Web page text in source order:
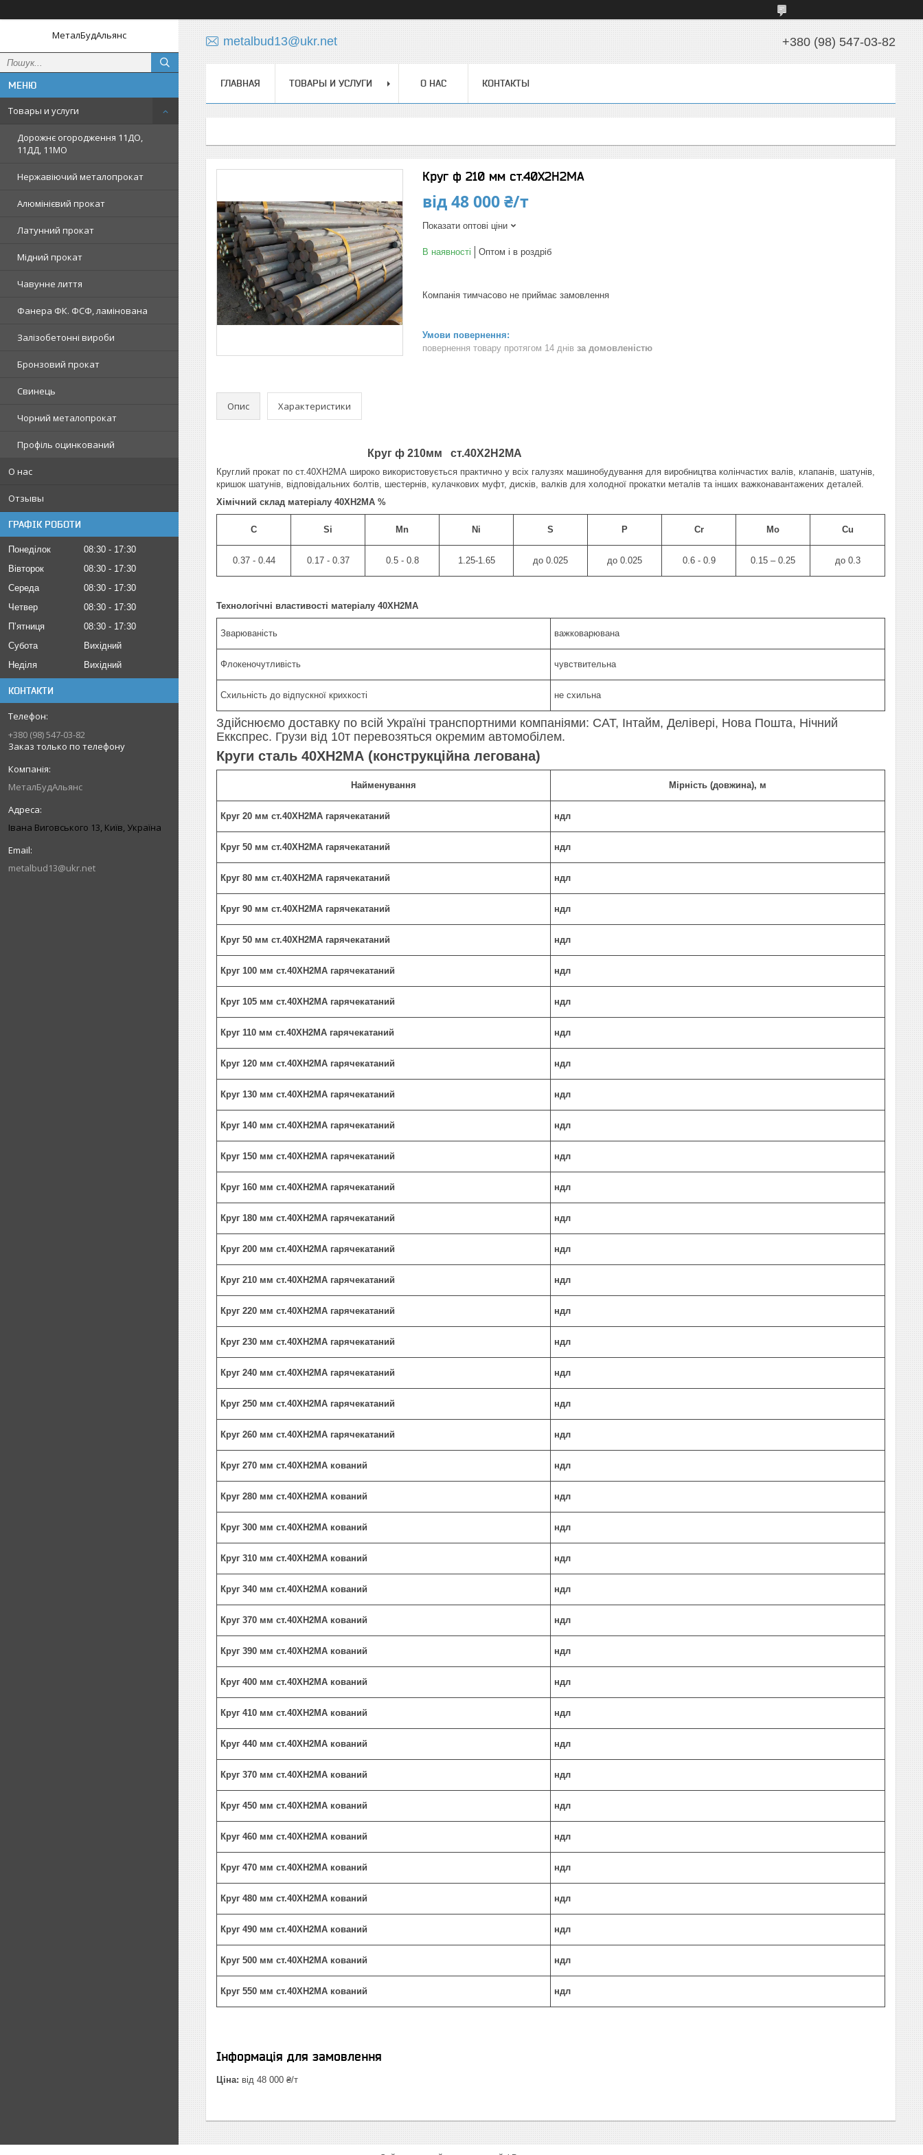
МеталБудАльянс
Товары и услуги
Дорожнє огородження 11ДО,
11ДД, 11МО
Нержавіючий металопрокат
Алюмінієвий прокат
Латунний прокат
Мідний прокат
Чавунне лиття
Фанера ФК. ФСФ, ламінована
Залізобетонні вироби
Бронзовий прокат
Свинець
Чорний металопрокат
Профіль оцинкований
О нас
Отзывы
ГРАФІК РОБОТИ
Понеділок 08:30
17:30
Вівторок
08:30
17:30
Середа
08:30
17:30
Четвер
08:30
17:30
Пʼятниця
08:30
17:30
Субота
Вихідний
Неділя
Вихідний
КОНТАКТИ
+380 (98) 547-03-82
Заказ только по телефону
МеталБудАльянс
Івана Виговського 13, Київ, Україна
metalbud13@ukr.net
metalbud13@ukr.net +380 (98) 547-03-82
ГЛАВНАЯ ТОВАРЫ И УСЛУГИ О НАС КОНТАКТЫ
Круг ф 210 мм ст.40Х2Н2МА
від48 000 ₴/т
Показати оптові ціни
В наявності Оптом і в роздріб
Компанія тимчасово не приймає замовлення
повернення товару протягом 14 днів за домовленістю
Опис Характеристики
Круг ф 210мм ст.40Х2Н2МА
Круглий прокат по ст.40ХН2МА широко використовується практично у всіх галузях машинобудування для виробництва колінчастих валів, клапанів, шатунів,
кришок шатунів, відповідальних болтів, шестернів, кулачкових муфт, дисків, валків для холодної прокатки металів та інших важконавантажених деталей.
Хімічний склад матеріалу 40ХН2МА %
C Si Mn Ni S P Cr Mo Cu
0.37 - 0.44 0.17 - 0.37 0.5 - 0.8 1.25-1.65 до 0.025 до 0.025 0.6 - 0.9 0.15 – 0.25 до 0.3
Технологічні властивості матеріалу 40ХН2МА
Зварюваність важковарювана
Флокеночутливість чувствительна
Схильність до відпускної крихкості не схильна
Здійснюємо доставку по всій Україні транспортними компаніями: САТ, Інтайм, Делівері, Нова Пошта, Нічний
Еккспрес. Грузи від 10т перевозяться окремим автомобілем.
Круги сталь 40ХН2МА (конструкційна легована)
Найменування Мірність (довжина), м
Круг 20 мм ст.40ХН2МА гарячекатаний ндл
Круг 50 мм ст.40ХН2МА гарячекатаний ндл
Круг 80 мм ст.40ХН2МА гарячекатаний ндл
Круг 90 мм ст.40ХН2МА гарячекатаний ндл
Круг 50 мм ст.40ХН2МА гарячекатаний ндл
Круг 100 мм ст.40ХН2МА гарячекатаний ндл
Круг 105 мм ст.40ХН2МА гарячекатаний ндл
Круг 110 мм ст.40ХН2МА гарячекатаний ндл
Круг 120 мм ст.40ХН2МА гарячекатаний ндл
Круг 130 мм ст.40ХН2МА гарячекатаний ндл
Круг 140 мм ст.40ХН2МА гарячекатаний ндл
Круг 150 мм ст.40ХН2МА гарячекатаний ндл
Круг 160 мм ст.40ХН2МА гарячекатаний ндл
Круг 180 мм ст.40ХН2МА гарячекатаний ндл
Круг 200 мм ст.40ХН2МА гарячекатаний ндл
Круг 210 мм ст.40ХН2МА гарячекатаний ндл
Круг 220 мм ст.40ХН2МА гарячекатаний ндл
Круг 230 мм ст.40ХН2МА гарячекатаний ндл
Круг 240 мм ст.40ХН2МА гарячекатаний ндл
Круг 250 мм ст.40ХН2МА гарячекатаний ндл
Круг 260 мм ст.40ХН2МА гарячекатаний ндл
Круг 270 мм ст.40ХН2МА кований ндл
Круг 280 мм ст.40ХН2МА кований ндл
Круг 300 мм ст.40ХН2МА кований ндл
Круг 310 мм ст.40ХН2МА кований ндл
Круг 340 мм ст.40ХН2МА кований ндл
Круг 370 мм ст.40ХН2МА кований ндл
Круг 390 мм ст.40ХН2МА кований ндл
Круг 400 мм ст.40ХН2МА кований ндл
Круг 410 мм ст.40ХН2МА кований ндл
Круг 440 мм ст.40ХН2МА кований ндл
Круг 370 мм ст.40ХН2МА кований ндл
Круг 450 мм ст.40ХН2МА кований ндл
Круг 460 мм ст.40ХН2МА кований ндл
Круг 470 мм ст.40ХН2МА кований ндл
Круг 480 мм ст.40ХН2МА кований ндл
Круг 490 мм ст.40ХН2МА кований ндл
Круг 500 мм ст.40ХН2МА кований ндл
Круг 550 мм ст.40ХН2МА кований ндл
Інформація для замовлення
Ціна: від 48 000 ₴/т